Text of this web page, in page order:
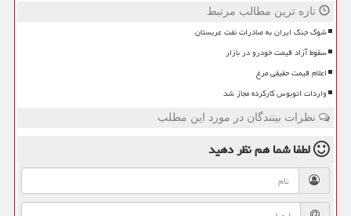
تازه ترین مطالب مرتبط
شوک جنگ ایران به صادرات نفت عربستان
سقوط آزاد قیمت خودرو در بازار
اعلام قیمت حقیقی مرغ
واردات اتوبوس کارکرده مجاز شد
نظرات بینندگان در مورد این مطلب
لطفا شما همنظر دهید